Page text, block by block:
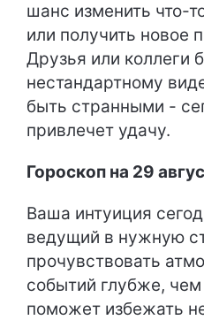
шанс изменить что-
или получить новое
Друзья или коллеги
нестандартному
быть странными -
привлечет удачу.
Гороскоп на 29
Ваша интуиция
ведущий в нужную
прочувствовать
событий глубже,
поможет избежать